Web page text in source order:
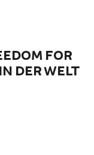
FOR
DER WELT